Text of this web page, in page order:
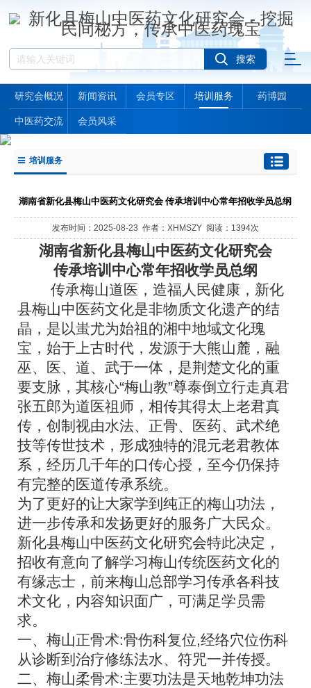
研究会概况 新闻资讯 会员专区 培训服务 药博园
中医药交流 会员风采
培训服务
湖南省新化县梅山中医药文化研究会 传承培训中心常年招收学员总纲
发布时间：2025-08-23 作者：XHMSZY 阅读：1394次
湖南省新化县梅山中医药文化研究会
传承培训中心常年招收学员总纲
传承梅山道医，造福人民健康，新化
县梅山中医药文化是非物质文化遗产的结
晶，是以蚩尤为始祖的湘中地域文化瑰
宝，始于上古时代，发源于大熊山麓，融
巫、医、道、武于一体，是荆楚文化的重
要支脉，其核心“梅山教”尊泰倒立行走真君
张五郎为道医祖师，相传其得太上老君真
传，创制视由水法、正骨、医药、武术绝
技等传世技术，形成独特的混元老君教体
系，经历几千年的口传心授，至今仍保持
有完整的医道传承系统。
为了更好的让大家学到纯正的梅山功法，
进一步传承和发扬更好的服务广大民众。
新化县梅山中医药文化研究会特此决定，
招收有意向了解学习梅山传统医药文化的
有缘志士，前来梅山总部学习传承各科技
术文化，内容知识面广，可满足学员需
求。
一、梅山正骨术:骨伤科复位,经络穴位伤科
从诊断到治疗修练法水、符咒一并传授。
二、梅山柔骨术:主要功法是天地乾坤功法